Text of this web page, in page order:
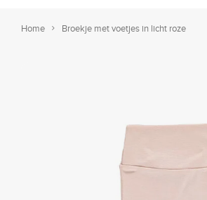
Home Broekje met voetjes in licht roze